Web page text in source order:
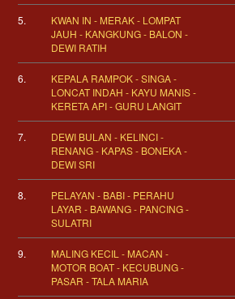
5.
KWAN IN - MERAK - LOMPAT
JAUH - KANGKUNG - BALON -
DEWI RATIH
6.
KEPALA RAMPOK - SINGA -
LONCAT INDAH - KAYU MANIS -
KERETA API - GURU LANGIT
7.
DEWI BULAN - KELINCI -
RENANG - KAPAS - BONEKA -
DEWI SRI
8.
PELAYAN - BABI - PERAHU
LAYAR - BAWANG - PANCING -
SULATRI
9.
MALING KECIL - MACAN -
MOTOR BOAT - KECUBUNG -
PASAR - TALA MARIA